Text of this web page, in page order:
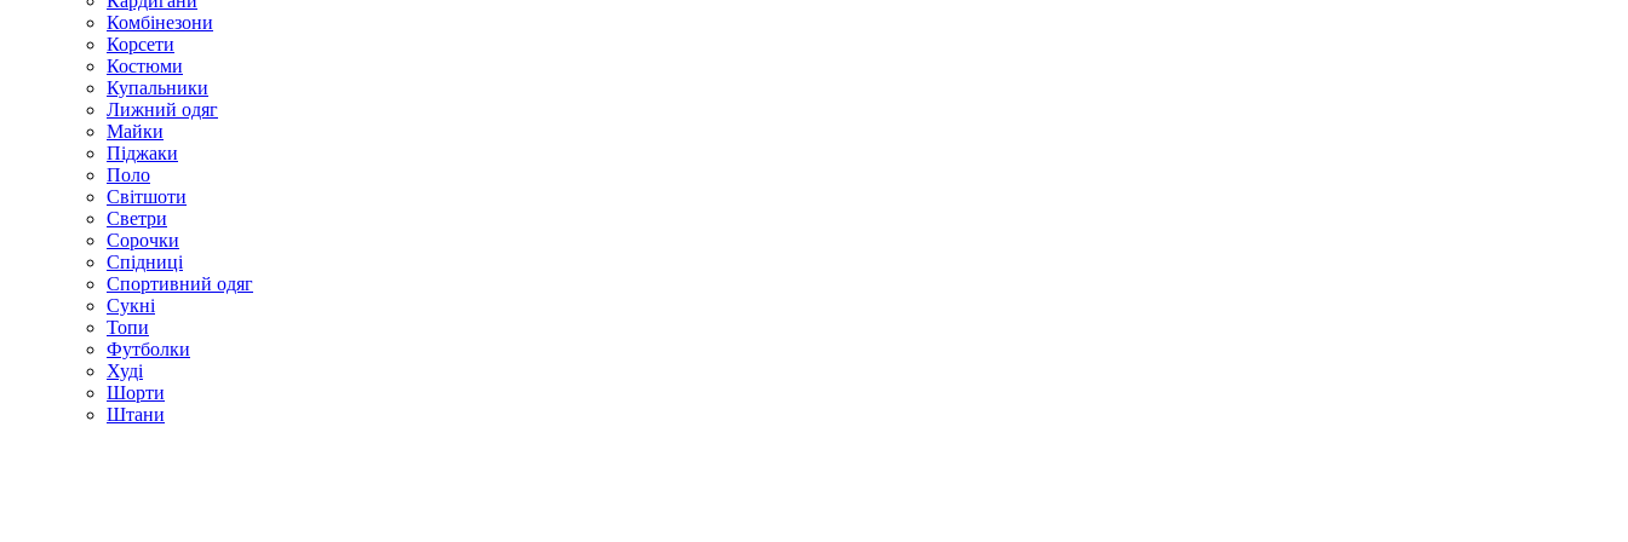
Комбінезони
Корсети
Костюми
Купальники
Лижний одяг
Майки
Піджаки
Поло
Світшоти
Светри
Сорочки
Спідниці
Спортивний одяг
Сукні
Топи
Футболки
Худі
Шорти
Штани